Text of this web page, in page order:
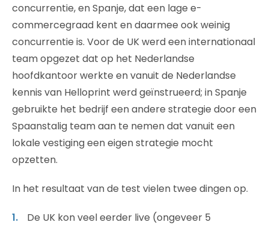
concurrentie, en Spanje, dat een lage e-
commercegraad kent en daarmee ook weinig
concurrentie is. Voor de UK werd een internationaal
team opgezet dat op het Nederlandse
hoofdkantoor werkte en vanuit de Nederlandse
kennis van Helloprint werd geïnstrueerd; in Spanje
gebruikte het bedrijf een andere strategie door een
Spaanstalig team aan te nemen dat vanuit een
lokale vestiging een eigen strategie mocht
opzetten.
In het resultaat van de test vielen twee dingen op.
De UK kon veel eerder live (ongeveer 5